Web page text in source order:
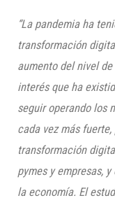
“La pandemia ha
transformación
aumento del nivel
interés que ha
seguir operando los
cada vez más
transformación
pymes y empresas,
la economía. El